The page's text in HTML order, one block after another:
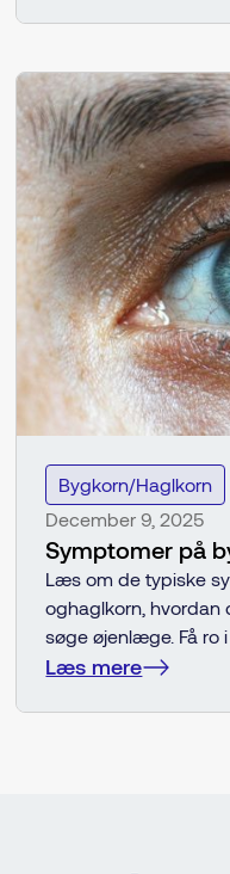
operationen.
Fremhævet
Bygkorn/Haglkorn
December 9, 2025
Symptomer på
Læs om de typiske
oghaglkorn, hvordan
søge øjenlæge. Få ro
guide til rødme,
Læs mere